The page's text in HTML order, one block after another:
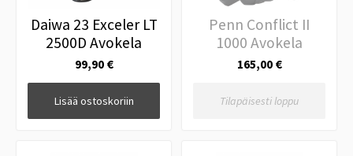
Daiwa 23 Exceler LT
2500D Avokela
99,90 €
Lisää ostoskoriin
Penn Conflict II
1000 Avokela
165,00 €
Tilapäisesti loppu